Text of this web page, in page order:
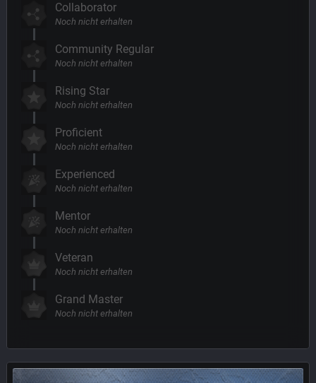
Collaborator
Noch nicht erhalten
Community Regular
Noch nicht erhalten
Rising Star
Noch nicht erhalten
Proficient
Noch nicht erhalten
Experienced
Noch nicht erhalten
Mentor
Noch nicht erhalten
Veteran
Noch nicht erhalten
Grand Master
Noch nicht erhalten